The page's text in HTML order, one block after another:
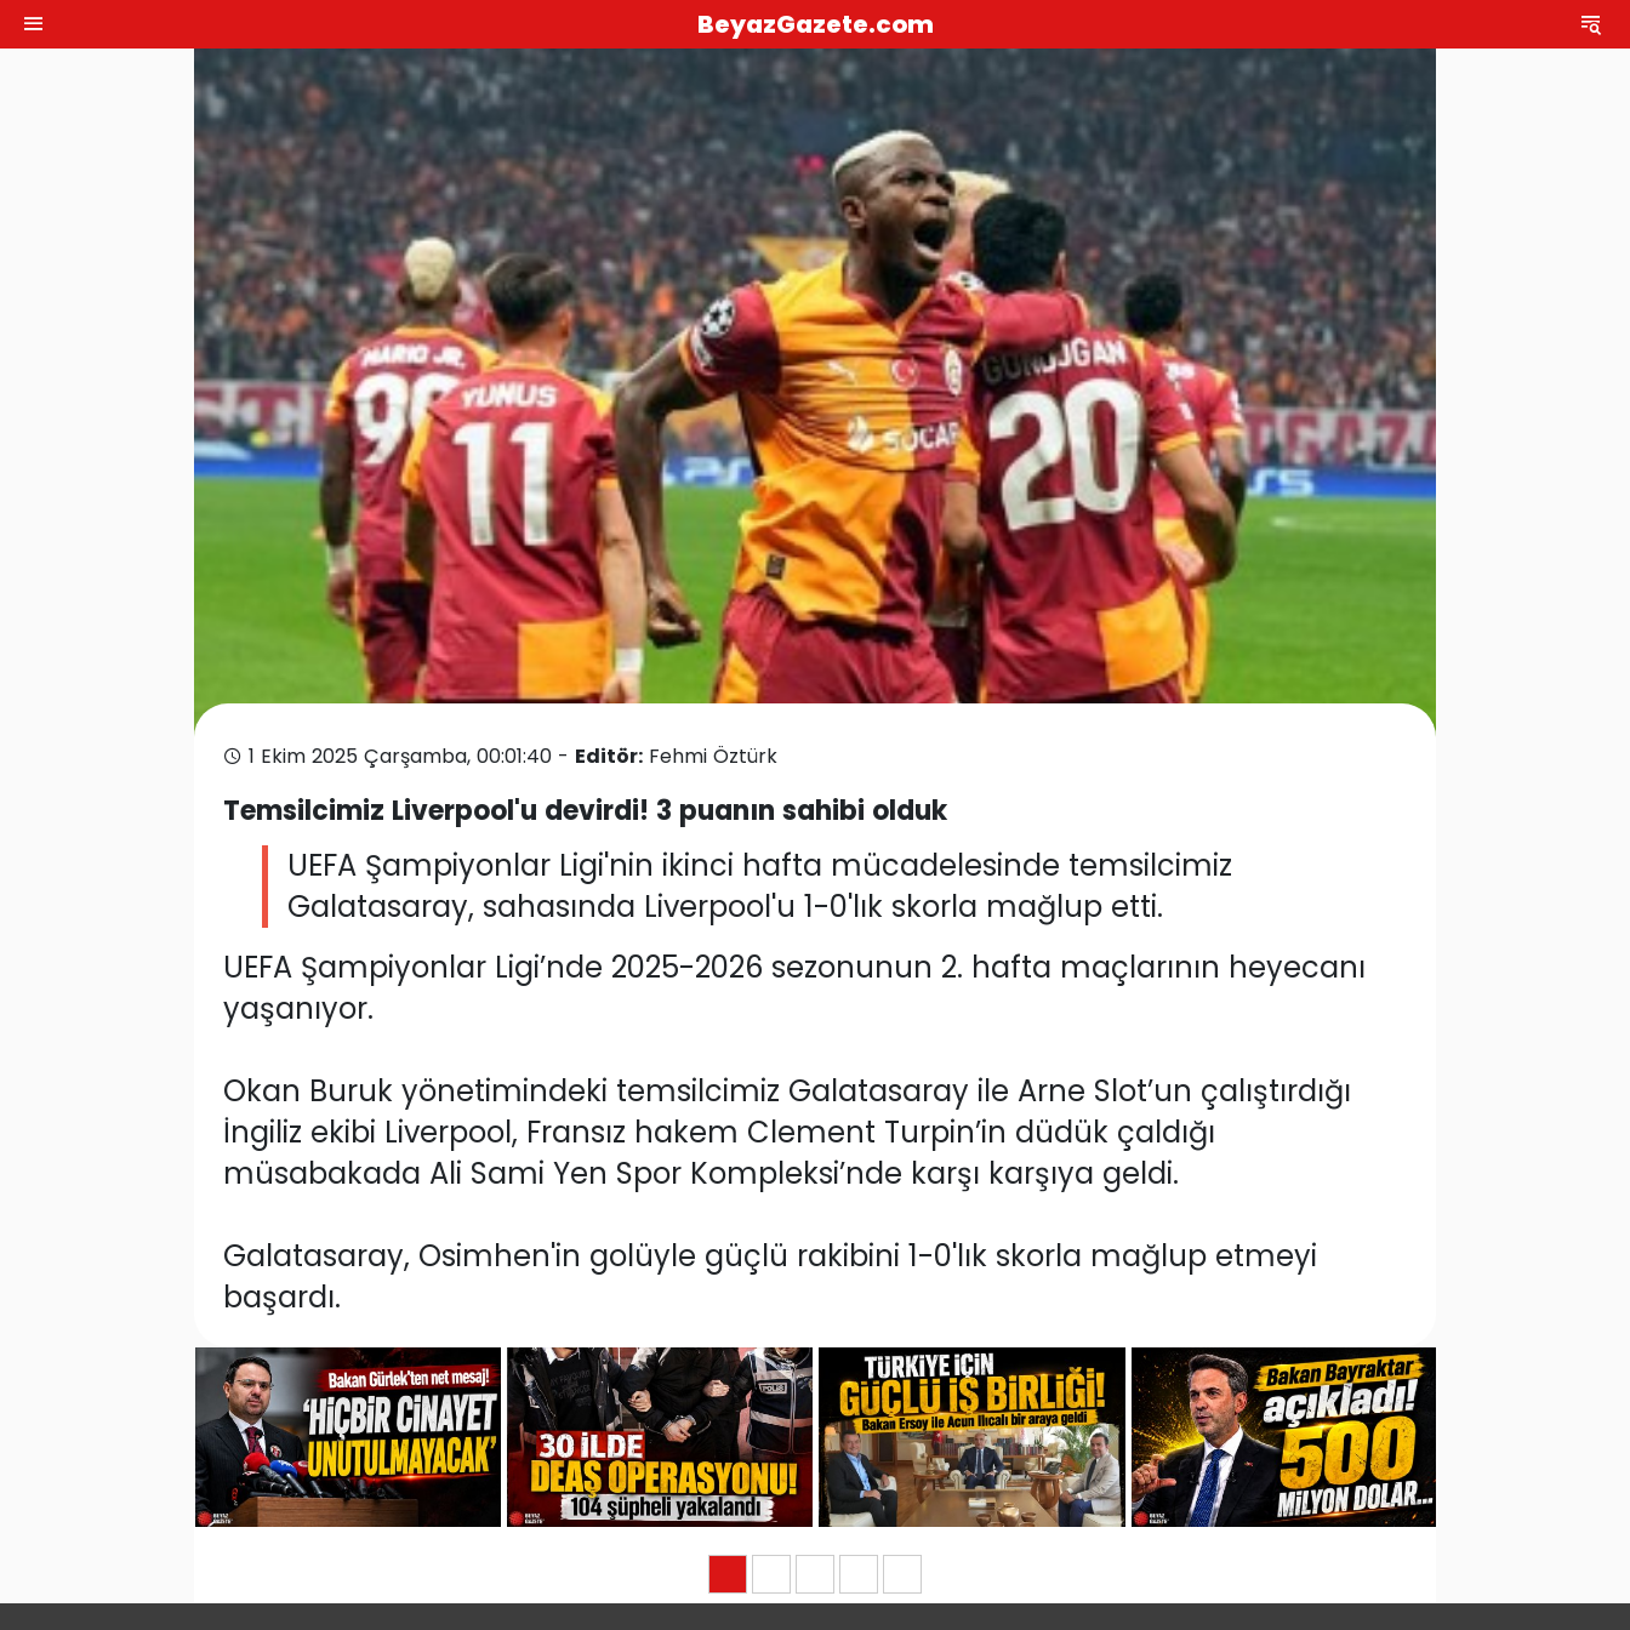
BeyazGazete.com
1 Ekim 2025 Çarşamba, 00:01:40 - Editör: Fehmi Öztürk
Temsilcimiz Liverpool'u devirdi! 3 puanın sahibi olduk
UEFA Şampiyonlar Ligi'nin ikinci hafta mücadelesinde temsilcimiz
Galatasaray, sahasında Liverpool'u 1-0'lık skorla mağlup etti.
UEFA Şampiyonlar Ligi’nde 2025-2026 sezonunun 2. hafta maçlarının heyecanı
yaşanıyor.
Okan Buruk yönetimindeki temsilcimiz Galatasaray ile Arne Slot’un çalıştırdığı
İngiliz ekibi Liverpool, Fransız hakem Clement Turpin’in düdük çaldığı
müsabakada Ali Sami Yen Spor Kompleksi’nde karşı karşıya geldi.
Galatasaray, Osimhen'in golüyle güçlü rakibini 1-0'lık skorla mağlup etmeyi
başardı.